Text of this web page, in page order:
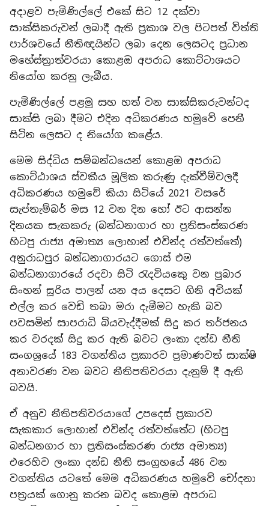
අදාළව පැමිණිල්ලේ එකේ සිට 12 දක්වා
සාක්සිකරුවන් ලබාදී ඇති ප්‍රකාශ වල පිටපත් විත්ති
පාර්ශවයේ නීතිඥයින්ට ලබා දෙන ලෙසටද ප්‍රධාන
මහේස්ත්‍රාත්වරයා කොළඔ අපරාධ කොට්ටාශයට
නියෝග කරනු ලැබීය.
පැමිණිල්ලේ පළමු සහ හත් වන සාක්සිකරුවන්ටද
සාක්සි ලබා දීමට එදින අධිකරණය හමුවේ පෙනී
සිටින ලෙසට ද නියෝග කළේය.
මෙම සිද්ධිය සම්බන්ධයෙන් කොළඔ අපරාධ
කොට්ඨාශය ස්වකීය මූලික කරුණු දැක්වීම්වලදී
අධිකරණය හමුවේ කියා සිටියේ 2021 වසරේ
සැප්තැම්බර් මස 12 වන දින හෝ ඊට ආසන්න
දිනයක සැකකරු (බන්ධනාගාර හා ප්‍රතිසංස්කරණ
හිටපු රාජ්‍ය අමාත්‍ය ලොහාන් එවින්ද රත්වත්තේ)
අනුරාධපුර බන්ධනාගාරයට ගොස් එම
බන්ධනාගාරයේ රදවා සිටි රැදවියකෙු වන පුබාර
සිංහන් සූරිය පාලන් යන අය දෙසට ගිනි අවියක්
එල්ල කර වෙඩි තබා මරා දැමීමට හැකි බව
පවසමින් සාපරාධි බියවැද්දීමක් සිදු කර තර්ජනය
කර වරදක් සිදු කර ඇති බවට ලංකා දන්ඩ නීති
සංගශ්‍රයේ 183 වගන්තිය ප්‍රකාරව ප්‍රමාණවත් සාක්ෂි
අනාවරණ වන බවට නීතිපතිවරයා දැනුම් දී ඇති
බවයි.
ඒ අනුව නීතිපතිවරයාගේ උපදෙස් ප්‍රකාරව
සැකකාර ලොහාන් එවින්ද රත්වත්තේට (හිටපු
බන්ධනගාර හා ප්‍රතිසංස්කරණ රාජ්‍ය අමාත්‍ය)
එරෙහිව ලංකා දන්ඩ නීති සංග්‍රහයේ 486 වන
වගන්තිය යටතේ මෙම අධිකරණය හමුවේ චෝදනා
පත්‍රයක් ගොනු කරන බවද කොළඔ අපරාධ